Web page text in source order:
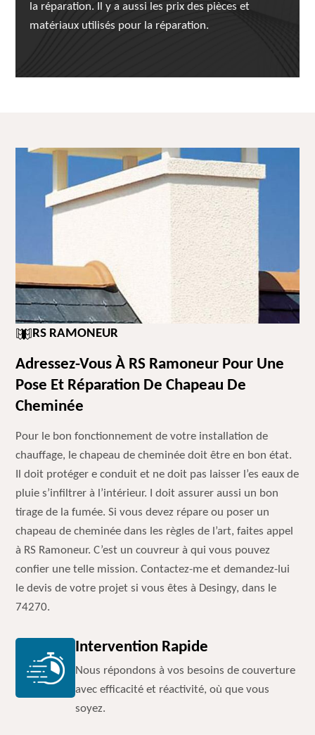
la réparation. Il y a aussi les prix des pièces et
matériaux utilisés pour la réparation.
RS RAMONEUR
Adressez-Vous À RS Ramoneur Pour Une
Pose Et Réparation De Chapeau De
Cheminée
Pour le bon fonctionnement de votre installation de
chauffage, le chapeau de cheminée doit être en bon état.
Il doit protéger e conduit et ne doit pas laisser l’es eaux de
pluie s’infiltrer à l’intérieur. I doit assurer aussi un bon
tirage de la fumée. Si vous devez répare ou poser un
chapeau de cheminée dans les règles de l’art, faites appel
à RS Ramoneur. C’est un couvreur à qui vous pouvez
confier une telle mission. Contactez-me et demandez-lui
le devis de votre projet si vous êtes à Desingy, dans le
74270.
Intervention Rapide
Nous répondons à vos besoins de couverture
avec efficacité et réactivité, où que vous
soyez.